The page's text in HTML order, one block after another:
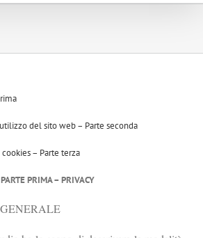
del sito web – Parte seconda
– Parte terza
PARTE PRIMA – PRIVACY